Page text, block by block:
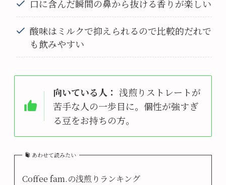
口に含んだ瞬間の鼻から抜ける香りが楽しい
酸味はミルクで抑えられるので比較的だれで
も飲みやすい
向いている人： 浅煎りストレートが
苦手な人の一歩目に。個性が強すぎ
る豆をお持ちの方。
あわせて読みたい
Coffee fam.の浅煎りランキング